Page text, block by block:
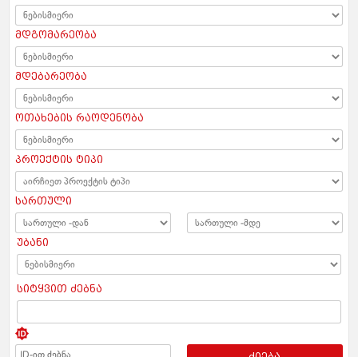
მდგომარეობა
მდებარეობა
ოთახების რაოდენობა
პროექტის ტიპი
სართული
უბანი
სიტყვით ძებნა